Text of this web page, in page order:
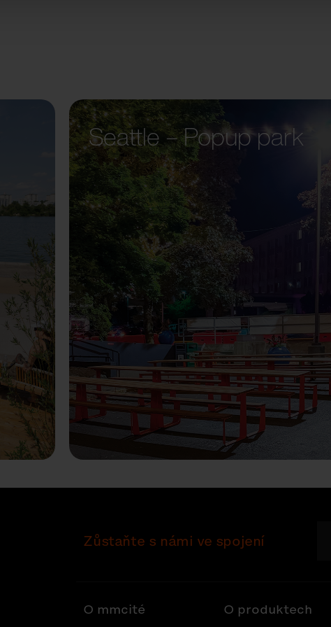
Seattle – Popup park
Zůstaňte s námi ve spojení
O mmcité O produktech